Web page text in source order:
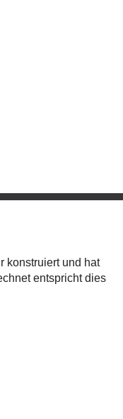
konstruiert und hat
entspricht dies